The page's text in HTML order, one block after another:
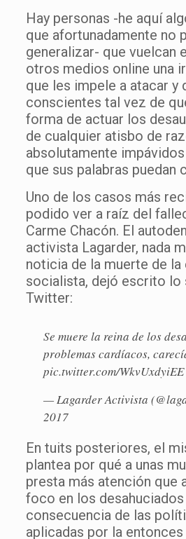
Hay personas -he aquí
que afortunadamente no
generalizar- que vuelcan
otros medios online una
que les impele a atacar y
conscientes tal vez de
forma de actuar los
de cualquier atisbo de
absolutamente
que sus palabras puedan
Uno de los casos más
podido ver a raíz del
Carme Chacón. El
activista Lagarder, nada
noticia de la muerte de la
socialista, dejó escrito lo
Twitter:
Se muere la reina de los
problemas cardíacos,
pic.twitter.com/WkvUxdyiEE
— Lagarder Activista
2017
En tuits posteriores, el
plantea por qué a unas
presta más atención que
foco en los
consecuencia de las
aplicadas por la